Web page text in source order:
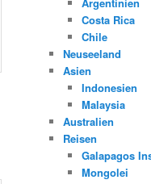
Costa Rica
Chile
Neuseeland
Asien
Indonesien
Malaysia
Australien
Reisen
Galapagos
Mongolei